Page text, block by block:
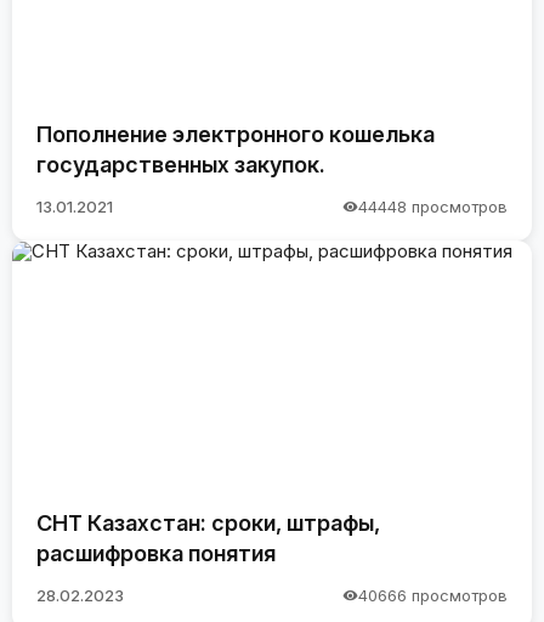
Пополнение электронного кошелька
государственных закупок.
13.01.2021 44448 просмотров
СНТ Казахстан: сроки, штрафы,
расшифровка понятия
28.02.2023 40666 просмотров